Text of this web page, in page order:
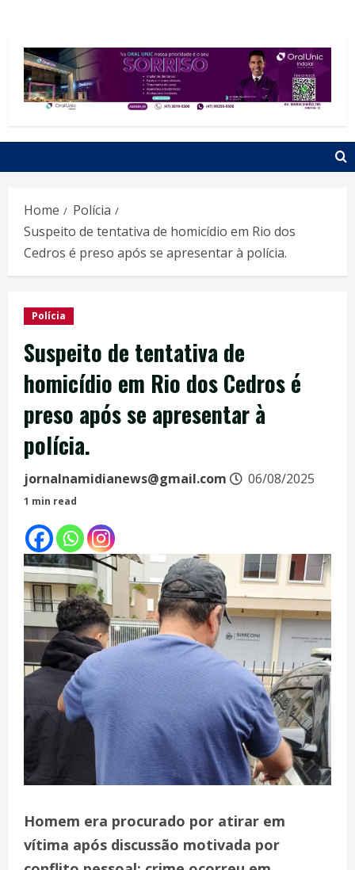
Home
Polícia
Suspeito de tentativa de homicídio em Rio dos
Cedros é preso após se apresentar à polícia.
Polícia
Suspeito de tentativa de
homicídio em Rio dos Cedros é
preso após se apresentar à
polícia.
jornalnamidianews@gmail.com 06/08/2025
1 min read
Homem era procurado por atirar em
vítima após discussão motivada por